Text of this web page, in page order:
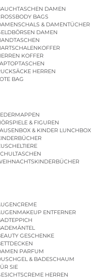
DAMEN
BAGS
& DAMENTÜCHER
DAMEN
KOFFER
HERREN
BAG
& FIGUREN
& KINDER LUNCHBOX
| KINDERGARTENBEUTEL
ENTFERNER
GESCHENKE
PARFUM
& BADESCHAUM
SIE
HERREN